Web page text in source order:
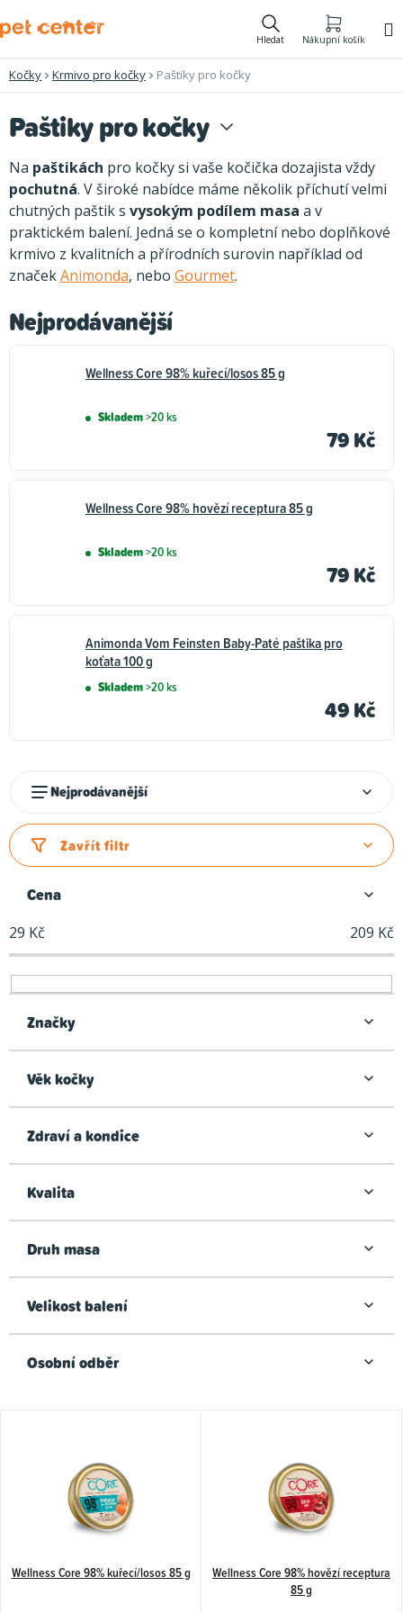
na
Hledat Nákupní košík
Kočky Krmivo pro kočky Paštiky pro kočky
Paštiky pro kočky
Na paštikách pro kočky si vaše kočička dozajista vždy
pochutná. V široké nabídce máme několik příchutí velmi
chutných paštik s vysokým podílem masa a v
praktickém balení. Jedná se o kompletní nebo doplňkové
krmivo z kvalitních a přírodních surovin například od
značekAnimonda, nebo Gourmet.
Nejprodávanější
Wellness Core 98% kuřecí/losos 85 g
Skladem>20 ks
79 Kč
Wellness Core 98% hovězí receptura 85 g
Skladem>20 ks
79 Kč
Animonda Vom Feinsten Baby-Paté paštika pro
koťata 100 g
Skladem>20 ks
49 Kč
z
e
í
p
r
o
u
t
Nejprodávanější
Zavřít filtr
Cena
29 Kč 209 Kč
Značky
Věk kočky
Zdraví a kondice
Kvalita
Druh masa
Velikost balení
Osobní odběr
r
Wellness Core 98% kuřecí/losos 85 g
Wellness Core 98% hovězí receptura
85 g